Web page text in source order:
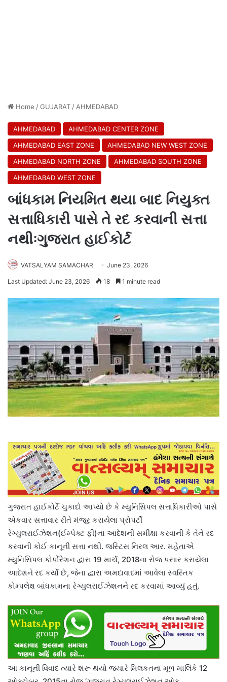
Home /GUJARAT / AHMEDABAD
AHMEDABAD
AHMEDABAD CENTER ZONE
AHMEDABAD EAST ZONE
AHMEDABAD NEW WEST ZONE
AHMEDABAD NORTH ZONE
AHMEDABAD SOUTH ZONE
AHMEDABAD WEST ZONE
બાંધકામ નિયમિત થયા બાદ નિયુક્ત
સત્તાધિકારી પાસે તે રદ કરવાની સત્તા
નથીઃગુજરાત હાઈકોર્ટ
VATSALYAM SAMACHAR June 23, 2026
Last Updated: June 23, 2026 18 1 minute read
ગુજરાત હાઈકોર્ટે ચુકાદો આપ્યો છે કે મ્યુનિસિપલ સત્તાધિકારીઓ પાસે
એકવાર સત્તાવાર રીતે મંજૂર કરાયેલા પ્રોપર્ટી
રેગ્યુલરાઈઝેશન(ઈમ્પેક્ટ ફી)ના આદેશની સમીક્ષા કરવાની કે તેને રદ
કરવાની કોઈ કાનૂની સત્તા નથી. જસ્ટિસ નિરલ આર. મહેતાએ
મ્યુનિસિપલ કોર્પોરેશન દ્વારા 19 માર્ચ, 2018ના રોજ પસાર કરાયેલા
આદેશને રદ કર્યો છે, જેના દ્વારા અમદાવાદમાં આવેલા સ્વસ્તિક
કોમ્પલેક્ષ બાંધકામના રેગ્યુલરાઈઝેશનને રદ કરવામાં આવ્યું હતું.
આ કાનૂની વિવાદ ત્યારે શરૂ થયો જ્યારે મિલકતના મૂળ માલિકે 12